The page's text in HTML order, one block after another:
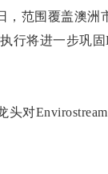
，范围覆盖澳洲
行将进一步巩
对